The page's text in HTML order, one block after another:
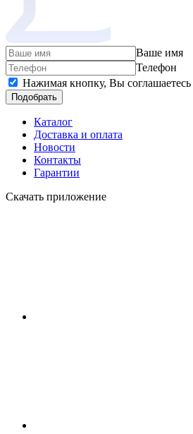
Ваше имя
Телефон
Нажимая кнопку, Вы соглашаетесь
Подобрать
Каталог
Доставка и оплата
Новости
Контакты
Гарантии
Скачать приложение